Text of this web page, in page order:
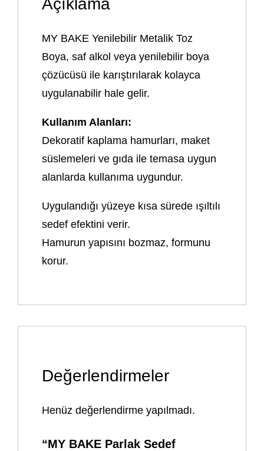
Açıklama
MY BAKE Yenilebilir Metalik Toz
Boya, saf alkol veya yenilebilir boya
çözücüsü ile karıştırılarak kolayca
uygulanabilir hale gelir.
Kullanım Alanları:
Dekoratif kaplama hamurları, maket
süslemeleri ve gıda ile temasa uygun
alanlarda kullanıma uygundur.
Uygulandığı yüzeye kısa sürede ışıltılı
sedef efektini verir.
Hamurun yapısını bozmaz, formunu
korur.
Değerlendirmeler
Henüz değerlendirme yapılmadı.
“MY BAKE Parlak Sedef